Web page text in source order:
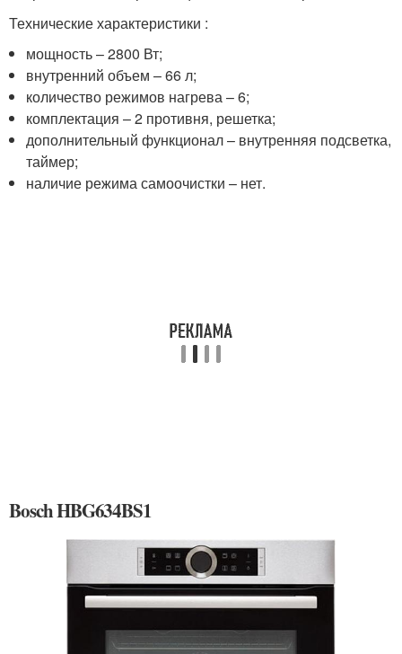
Технические характеристики :
мощность – 2800 Вт;
внутренний объем – 66 л;
количество режимов нагрева – 6;
комплектация – 2 противня, решетка;
дополнительный функционал – внутренняя подсветка,
таймер;
наличие режима самоочистки – нет.
Bosch HBG634BS1